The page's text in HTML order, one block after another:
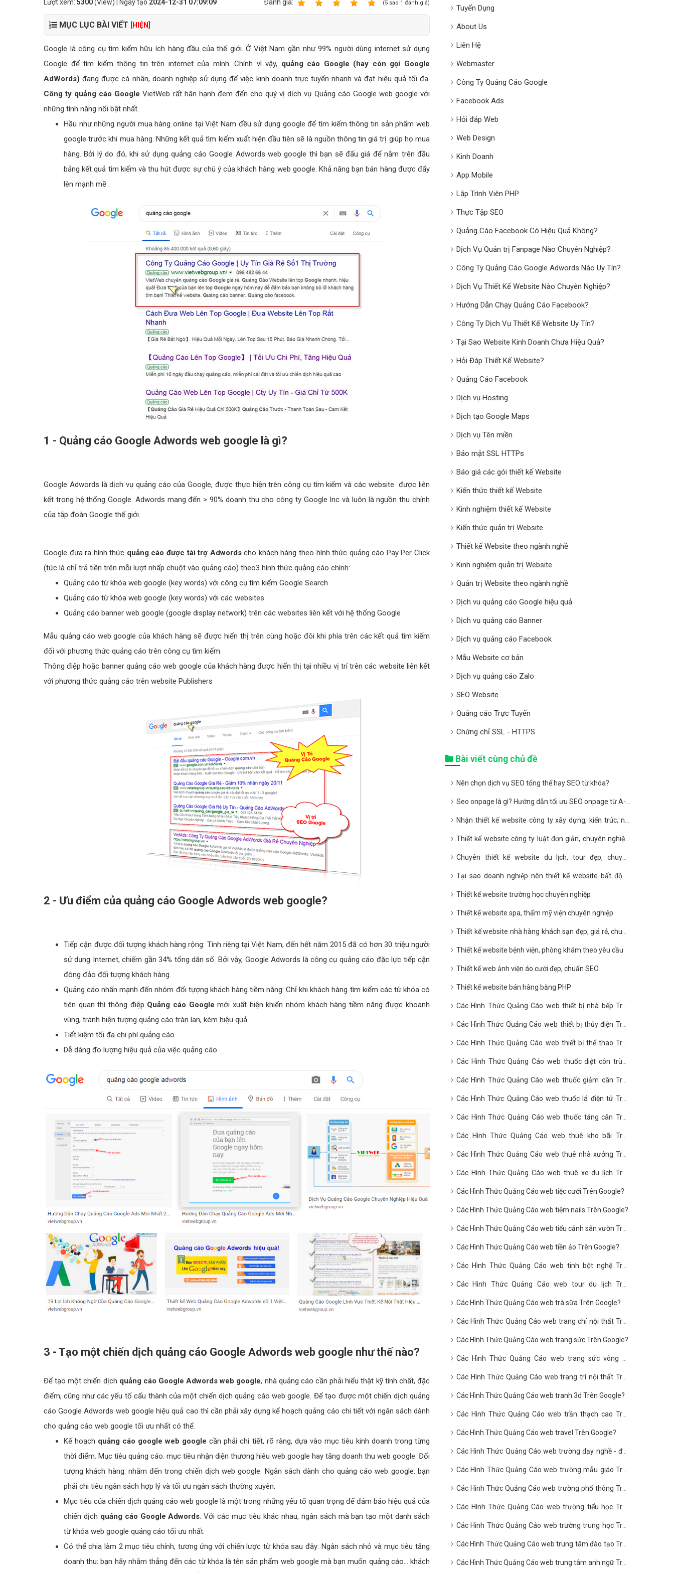
Bảng giá quảng cáo Banner
Bảng giá quản trị Website
Bảng giá quản trị Fanpage Facebook
Bảng giá SEO Website
Lượt xem: 5300(View) | Ngày tạo 2024-12-31 07:09:09 Ðánh giá: (5 sao 1 đánh giá)
MỤC LỤC BÀI VIẾT [HIỆN]
Google là công cụ tìm kiếm hữu ích hàng đầu của thế giới. Ở Việt Nam gần như 99% người dùng internet sử dụng
Google để tìm kiếm thông tin trên internet của mình. Chính vì vậy, quảng cáo Google (hay còn gọi Google
AdWords) đang được cá nhân, doanh nghiệp sử dụng để việc kinh doanh trực tuyến nhanh và đạt hiệu quả tối đa.
Công ty quảng cáo Google VietWeb rất hân hạnh đem đến cho quý vị dịch vụ Quảng cáo Google web google với
những tính năng nổi bật nhất.
Hầu như những người mua hàng online tại Việt Nam đều sử dụng google để tìm kiếm thông tin sản phẩm web
google trước khi mua hàng. Những kết quả tìm kiếm xuất hiện đầu tiên sẽ là nguồn thông tin giá trị giúp họ mua
hàng. Bởi lý do đó, khi sử dụng quảng cáo Google Adwords web google thì bạn sẽ đấu giá để nằm trên đầu
bảng kết quả tìm kiếm và thu hút được sự chú ý của khách hàng web google. Khả năng bạn bán hàng được đẩy
lên mạnh mẽ .
1 - Quảng cáo Google Adwords web google là gì?
Google Adwords là dịch vụ quảng cáo của Google, được thực hiện trên công cụ tìm kiếm và các website được liên
kết trong hệ thống Google. Adwords mang đến > 90% doanh thu cho công ty Google Inc và luôn là nguồn thu chính
của tập đoàn Google thế giới.
Google đưa ra hình thức quảng cáo được tài trợ Adwordscho khách hàng theo hình thức quảng cáo Pay Per Click
(tức là chỉ trả tiền trên mỗi lượt nhấp chuột vào quảng cáo) theo3 hình thức quảng cáo chính:
Quảng cáo từ khóa web google (key words) với công cụ tìm kiếm Google Search
Quảng cáo từ khóa web google (key words) với các websites
Quảng cáo banner web google (google display network) trên các websites liên kết với hệ thống Google
Mẫu quảng cáo web google của khách hàng sẽ được hiển thị trên cùng hoặc đôi khi phía trên các kết quả tìm kiếm
đối với phương thức quảng cáo trên công cụ tìm kiếm.
Thông điệp hoặc banner quảng cáo web google của khách hàng được hiển thị tại nhiều vị trí trên các website liên kết
với phương thức quảng cáo trên website Publishers
2 - Ưu điểm của quảng cáo Google Adwords web google?
Tiếp cận được đối tượng khách hàng rộng: Tính riêng tại Việt Nam, đến hết năm 2015 đã có hơn 30 triệu người
sử dụng Internet, chiếm gần 34% tổng dân số. Bởi vậy, Google Adwords là công cụ quảng cáo đặc lực tiếp cận
đông đảo đối tượng khách hàng.
Quảng cáo nhấn mạnh đến nhóm đối tựợng khách hàng tiềm năng: Chỉ khi khách hàng tìm kiếm các từ khóa có
tiên quan thì thông điệp Quảng cáo Google mới xuất hiện khiến nhóm khách hàng tiềm năng được khoanh
vùng, tránh hiện tượng quảng cáo tràn lan, kém hiệu quả.
Tiết kiệm tối đa chi phí quảng cáo
Dễ dàng đo lượng hiệu quả của việc quảng cáo
3 - Tạo một chiến dịch quảng cáo Google Adwords web google như thế nào?
Để tạo một chiến dịch quảng cáo Google Adwords web google, nhà quảng cáo cần phải hiểu thật kỹ tính chất, đặc
điểm, cũng như các yếu tố cấu thành của một chiến dịch quảng cáo web google. Để tạo được một chiến dịch quảng
cáo Google Adwords web google hiệu quả cao thì cần phải xây dựng kế hoạch quảng cáo chi tiết với ngân sách dành
cho quảng cáo web google tối ưu nhất có thể.
Kế hoạch quảng cáo google web google cần phải chi tiết, rõ ràng, dựa vào mục tiêu kinh doanh trong từng
thời điểm. Mục tiêu quảng cáo: mục tiêu nhận diện thương hiêu web google hay tăng doanh thu web google. Đối
tượng khách hàng: nhắm đến trong chiến dịch web google. Ngân sách dành cho quảng cáo web google: bạn
phải chi tiêu ngân sách hợp lý và tối ưu ngân sách thường xuyên.
Mục tiêu của chiến dịch quảng cáo web google là một trong những yếu tố quan trọng để đảm bảo hiệu quả của
chiến dịch quảng cáo Google Adwords. Với các mục tiêu khác nhau, ngân sách mà bạn tạo một danh sách
từ khóa web google quảng cáo tối ưu nhất.
Có thể chia làm 2 mục tiêu chính, tương ứng với chiến lược từ khóa sau đây: Ngân sách nhỏ và mục tiêu tăng
doanh thu: bạn hãy nhắm thẳng đến các từ khóa là tên sản phẩm web google mà bạn muốn quảng cáo... khách
Tuyển Dụng
About Us
Liên Hệ
Webmaster
Công Ty Quảng Cáo Google
Facebook Ads
Hỏi đáp Web
Web Design
Kinh Doanh
App Mobile
Lập Trình Viên PHP
Thực Tập SEO
Quảng Cáo Facebook Có Hiệu Quả Không?
Dịch Vụ Quản trị Fanpage Nào Chuyên Nghiệp?
Công Ty Quảng Cáo Google Adwords Nào Uy Tín?
Dịch Vụ Thiết Kế Website Nào Chuyên Nghiệp?
Hướng Dẫn Chạy Quảng Cáo Facebook?
Công Ty Dịch Vụ Thiết Kế Website Uy Tín?
Tại Sao Website Kinh Doanh Chưa Hiệu Quả?
Hỏi Đáp Thiết Kế Website?
Quảng Cáo Facebook
Dịch vụ Hosting
Dịch tạo Google Maps
Dịch vụ Tên miền
Bảo mật SSL HTTPs
Báo giá các gói thiết kế Website
Kiến thức thiết kế Website
Kinh nghiệm thiết kế Website
Kiến thức quản trị Website
Thiết kế Website theo ngành nghề
Kinh nghiệm quản trị Website
Quản trị Website theo ngành nghề
Dịch vu quảng cáo Google hiệu quả
Dịch vụ quảng cáo Banner
Dịch vụ quảng cáo Facebook
Mẫu Website cơ bản
Dịch vụ quảng cáo Zalo
SEO Website
Quảng cáo Trực Tuyến
Chứng chỉ SSL - HTTPS
Bài viết cùng chủ đề
Nên chọn dịch vụ SEO tổng thể hay SEO từ khóa?
Seo onpage là gì? Hướng dẫn tối ưu SEO onpage từ A-Z
2020
Nhận thiết kế website công ty xây dựng, kiến trúc, nội
thất giá rẻ
Thiết kế website công ty luật đơn giản, chuyên nghiệp,
giá rẻ
Chuyên thiết kế website du lịch, tour đẹp, chuyên
nghiệp, giá rẻ
Tại sao doanh nghiệp nên thiết kế website bất động
sản?
Thiết kế website trường học chuyên nghiệp
Thiết kế website spa, thẩm mỹ viện chuyên nghiệp
Thiết kế website nhà hàng khách sạn đẹp, giá rẻ, chuẩn
SEO
Thiết kế website bệnh viện, phòng khám theo yêu cầu
Thiết kế web ảnh viện áo cưới đẹp, chuẩn SEO
Thiết kế website bán hàng bằng PHP
Các Hình Thức Quảng Cáo web thiết bị nhà bếp Trên
Google?
Các Hình Thức Quảng Cáo web thiết bị thủy điện Trên
Google?
Các Hình Thức Quảng Cáo web thiết bị thể thao Trên
Google?
Các Hình Thức Quảng Cáo web thuốc diệt côn trùng
Trên Google?
Các Hình Thức Quảng Cáo web thuốc giảm cân Trên
Google?
Các Hình Thức Quảng Cáo web thuốc lá điện tử Trên
Google?
Các Hình Thức Quảng Cáo web thuốc tăng cân Trên
Google?
Các Hình Thức Quảng Cáo web thuê kho bãi Trên
Google?
Các Hình Thức Quảng Cáo web thuê nhà xưởng Trên
Google?
Các Hình Thức Quảng Cáo web thuê xe du lịch Trên
Google?
Các Hình Thức Quảng Cáo web tiệc cưới Trên Google?
Các Hình Thức Quảng Cáo web tiệm nails Trên Google?
Các Hình Thức Quảng Cáo web tiểu cảnh sân vườn Trên
Google?
Các Hình Thức Quảng Cáo web tiền ảo Trên Google?
Các Hình Thức Quảng Cáo web tinh bột nghệ Trên
Google?
Các Hình Thức Quảng Cáo web tour du lịch Trên
Google?
Các Hình Thức Quảng Cáo web trà sữa Trên Google?
Các Hình Thức Quảng Cáo web trang chí nội thất Trên
Google?
Các Hình Thức Quảng Cáo web trang sức Trên Google?
Các Hình Thức Quảng Cáo web trang sức vòng hổ
phách Trên Google?
Các Hình Thức Quảng Cáo web trang trí nội thất Trên
Google?
Các Hình Thức Quảng Cáo web tranh 3d Trên Google?
Các Hình Thức Quảng Cáo web trần thạch cao Trên
Google?
Các Hình Thức Quảng Cáo web travel Trên Google?
Các Hình Thức Quảng Cáo web trường dạy nghề - đào
tạo nghề Trên Google?
Các Hình Thức Quảng Cáo web trường mẫu giáo Trên
Google?
Các Hình Thức Quảng Cáo web trường phổ thông Trên
Google?
Các Hình Thức Quảng Cáo web trường tiểu học Trên
Google?
Các Hình Thức Quảng Cáo web trường trung học Trên
Google?
Các Hình Thức Quảng Cáo web trung tâm đào tạo Trên
Google?
Các Hình Thức Quảng Cáo web trung tâm anh ngữ Trên